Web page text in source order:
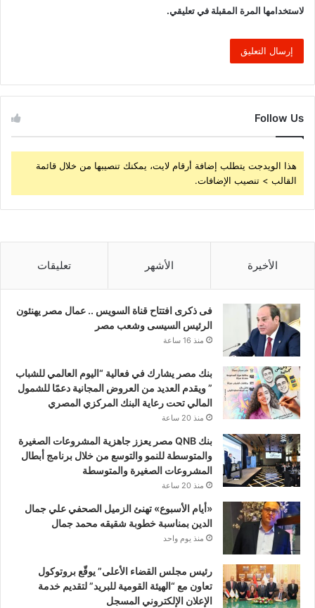
لاستخدامها المرة المقبلة في تعليقي.
Follow Us
هذا الويدجت يتطلب إضافة أرقام لايت، يمكنك تنصيبها من خلال قائمة
القالب > تنصيب الإضافات.
الأخيرة الأشهر تعليقات
فى ذكرى افتتاح قناة السويس .. عمال مصر يهنئون
الرئيس السيسى وشعب مصر
منذ 16 ساعة
بنك مصر يشارك في فعالية “اليوم العالمي للشباب
” ويقدم العديد من العروض المجانية دعمًا للشمول
المالي تحت رعاية البنك المركزي المصري
منذ 20 ساعة
بنك QNB مصر يعزز جاهزية المشروعات الصغيرة
والمتوسطة للنمو والتوسع من خلال برنامج أبطال
المشروعات الصغيرة والمتوسطة
منذ 20 ساعة
«أيام الأسبوع» تهنئ الزميل الصحفي علي جمال
الدين بمناسبة خطوبة شقيقه محمد جمال
منذ يوم واحد
رئيس مجلس القضاء الأعلى” يوقّع بروتوكول
تعاون مع “الهيئة القومية للبريد” لتقديم خدمة
الإعلان الإلكتروني المسجل